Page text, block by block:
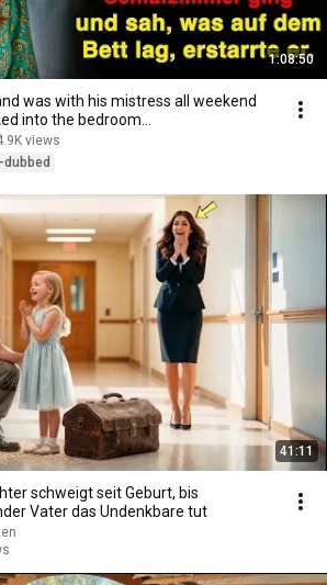
1:08:50
was with his mistress all weekend
into the bedroom…
views
41:11
schweigt seit Geburt, bis
Vater das Undenkbare tut